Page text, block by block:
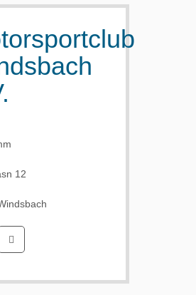
12